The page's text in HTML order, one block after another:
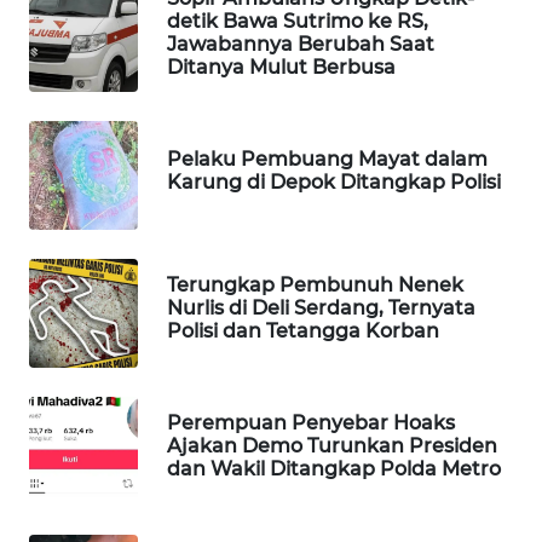
detik Bawa Sutrimo ke RS,
Jawabannya Berubah Saat
Ditanya Mulut Berbusa
Pelaku Pembuang Mayat dalam
Karung di Depok Ditangkap Polisi
Terungkap Pembunuh Nenek
Nurlis di Deli Serdang, Ternyata
Polisi dan Tetangga Korban
Perempuan Penyebar Hoaks
Ajakan Demo Turunkan Presiden
dan Wakil Ditangkap Polda Metro
WAHANA
SPORT
WAHANA
UMKM
WAHANA
SELEB
WAHANA
PERSONA
OTOMOTIF